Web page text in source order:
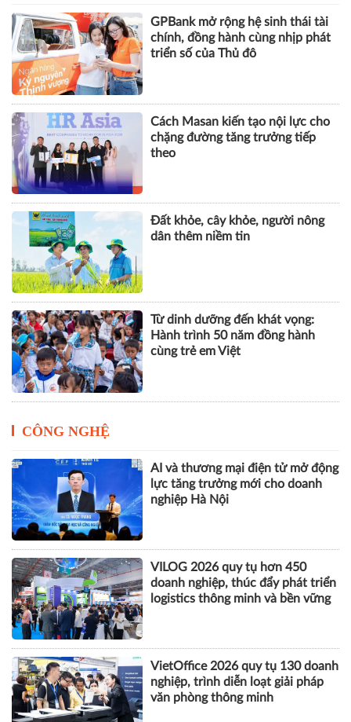
GPBank mở rộng hệ sinh thái tài
chính, đồng hành cùng nhịp phát
triển số của Thủ đô
Cách Masan kiến tạo nội lực cho
chặng đường tăng trưởng tiếp
theo
Đất khỏe, cây khỏe, người nông
dân thêm niềm tin
Từ dinh dưỡng đến khát vọng:
Hành trình 50 năm đồng hành
cùng trẻ em Việt
CÔNG NGHỆ
AI và thương mại điện tử mở động
lực tăng trưởng mới cho doanh
nghiệp Hà Nội
VILOG 2026 quy tụ hơn 450
doanh nghiệp, thúc đẩy phát triển
logistics thông minh và bền vững
VietOffice 2026 quy tụ 130 doanh
nghiệp, trình diễn loạt giải pháp
văn phòng thông minh